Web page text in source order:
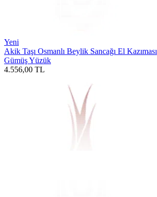
Yeni
Akik Taşı Osmanlı Beylik Sancağı El Kazıması
Gümüş Yüzük
4.556,00 TL